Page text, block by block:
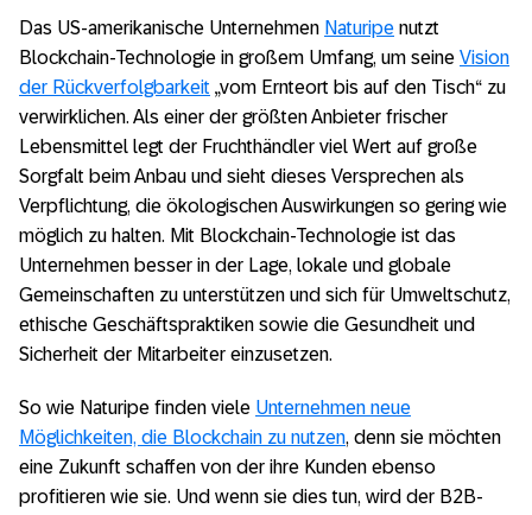
Das US-amerikanische Unternehmen Naturipe nutzt
Blockchain-Technologie in großem Umfang, um seine Vision
der Rückverfolgbarkeit „vom Ernteort bis auf den Tisch“ zu
verwirklichen. Als einer der größten Anbieter frischer
Lebensmittel legt der Fruchthändler viel Wert auf große
Sorgfalt beim Anbau und sieht dieses Versprechen als
Verpflichtung, die ökologischen Auswirkungen so gering wie
möglich zu halten. Mit Blockchain-Technologie ist das
Unternehmen besser in der Lage, lokale und globale
Gemeinschaften zu unterstützen und sich für Umweltschutz,
ethische Geschäftspraktiken sowie die Gesundheit und
Sicherheit der Mitarbeiter einzusetzen.
So wie Naturipe finden viele Unternehmen neue
Möglichkeiten, die Blockchain zu nutzen, denn sie möchten
eine Zukunft schaffen von der ihre Kunden ebenso
profitieren wie sie. Und wenn sie dies tun, wird der B2B-